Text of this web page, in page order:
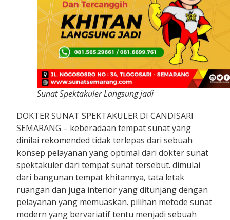
Sunat Spektakuler Langsung jadi
DOKTER SUNAT SPEKTAKULER DI CANDISARI
SEMARANG – keberadaan tempat sunat yang
dinilai rekomended tidak terlepas dari sebuah
konsep pelayanan yang optimal dari dokter sunat
spektakuler dari tempat sunat tersebut. dimulai
dari bangunan tempat khitannya, tata letak
ruangan dan juga interior yang ditunjang dengan
pelayanan yang memuaskan. pilihan metode sunat
modern yang bervariatif tentu menjadi sebuah